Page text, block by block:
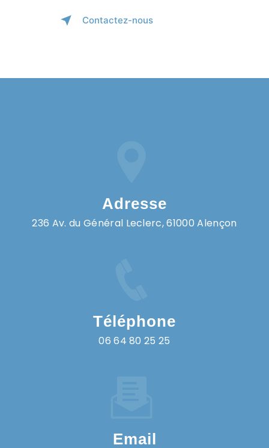
Contactez-nous
Adresse
236 Av. du Général Leclerc, 61000 Alençon
Téléphone
06 64 80 25 25
Email